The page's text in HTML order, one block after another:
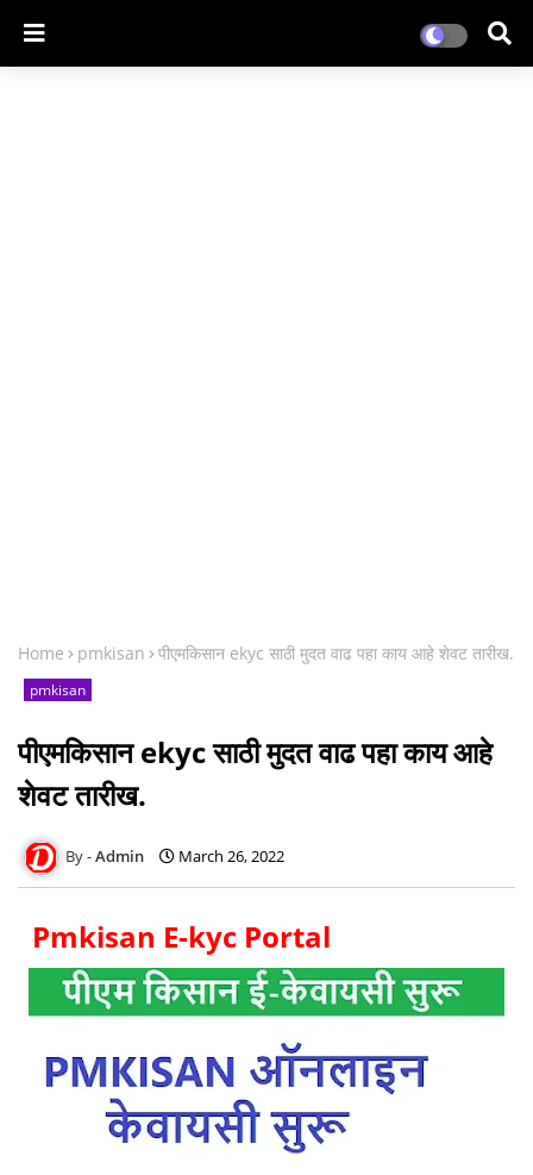
Home pmkisan पीएमकिसान ekyc साठी मुदत वाढ पहा काय आहे शेवट तारीख.
pmkisan
पीएमकिसान ekyc साठी मुदत वाढ पहा काय आहे
शेवट तारीख.
Admin March 26, 2022
Pmkisan E-kyc Portal